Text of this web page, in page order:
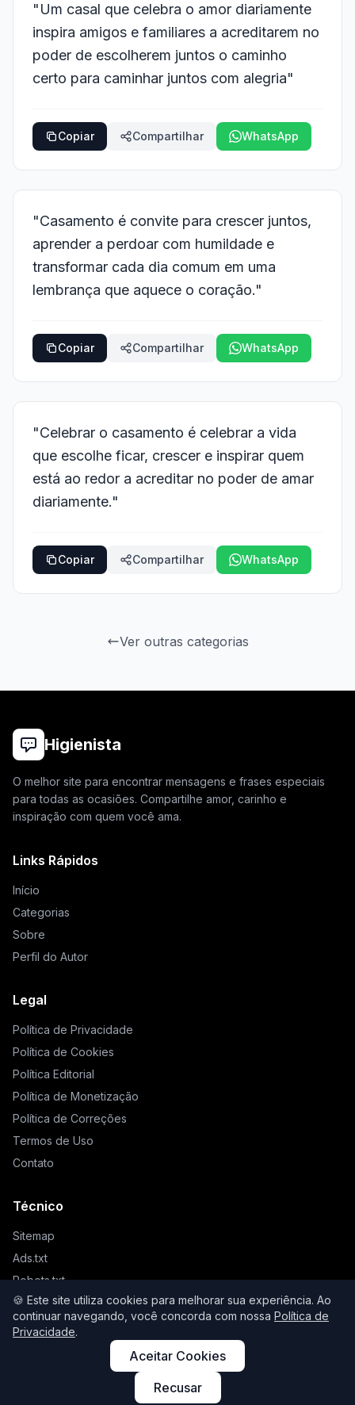
🍪 Este site utiliza cookies para melhorar sua experiência. Ao
continuar navegando, você concorda com nossa Política de
Privacidade.
Aceitar Cookies
Recusar
"Um casal que celebra o amor diariamente
inspira amigos e familiares a acreditarem no
poder de escolherem juntos o caminho
certo para caminhar juntos com alegria"
Copiar Compartilhar WhatsApp
"Casamento é convite para crescer juntos,
aprender a perdoar com humildade e
transformar cada dia comum em uma
lembrança que aquece o coração."
Copiar Compartilhar WhatsApp
"Celebrar o casamento é celebrar a vida
que escolhe ficar, crescer e inspirar quem
está ao redor a acreditar no poder de amar
diariamente."
Copiar Compartilhar WhatsApp
Ver outras categorias
Higienista
O melhor site para encontrar mensagens e frases especiais
para todas as ocasiões. Compartilhe amor, carinho e
inspiração com quem você ama.
Links Rápidos
Início
Categorias
Sobre
Perfil do Autor
Legal
Política de Privacidade
Política de Cookies
Política Editorial
Política de Monetização
Política de Correções
Termos de Uso
Contato
Técnico
Sitemap
Ads.txt
Robots.txt
Llms.txt
© 2026 Higienista. Todos os direitos reservados.